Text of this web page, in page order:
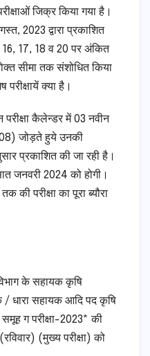
जिक्र किया गया है।
2023 द्वारा प्रकाशित
16, 17, 18 व 20 पर अंकित
सीमा तक संशोधित किया
परीक्षायें क्या है।
परीक्षा कैलेन्डर में 03 नवीन
08) जोड़ते हुये उनकी
प्रकाशित की जा रही है।
जनवरी 2024 को होगी।
परीक्षा का पूरा ब्यौरा
के सहायक कृषि
/ धारा सहायक आदि पद कृषि
ग परीक्षा-2023* की
(मुख्य परीक्षा) को